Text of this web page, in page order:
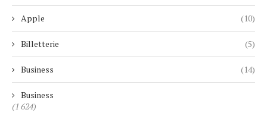
Apple (10)
Billetterie (5)
Business (14)
Business
(1 624)